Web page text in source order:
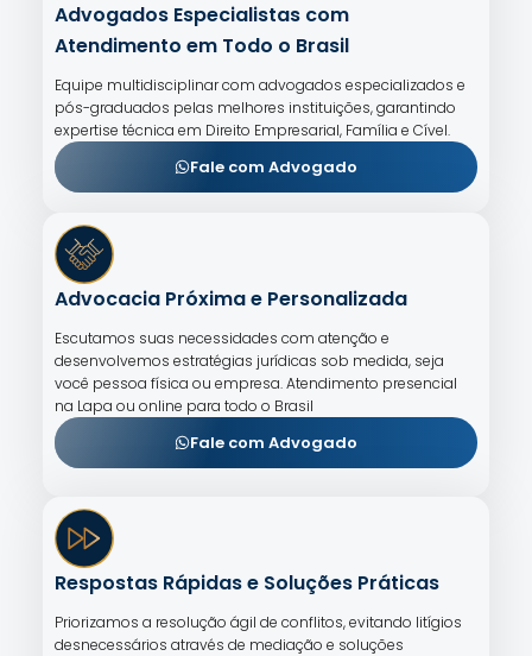
Advogados Especialistas com
Atendimento em Todo o Brasil
Equipe multidisciplinar com advogados especializados e
pós-graduados pelas melhores instituições, garantindo
expertise técnica em Direito Empresarial, Família e Cível.
Fale com Advogado
Advocacia Próxima e Personalizada
Escutamos suas necessidades com atenção e
desenvolvemos estratégias jurídicas sob medida, seja
você pessoa física ou empresa. Atendimento presencial
na Lapa ou online para todo o Brasil
Fale com Advogado
Respostas Rápidas e Soluções Práticas
Priorizamos a resolução ágil de conflitos, evitando litígios
desnecessários através de mediação e soluções